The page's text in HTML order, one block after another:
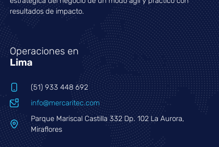
resultados de impacto.
Operaciones en
Lima
(51) 933 448 692
info@mercaritec.com
Parque Mariscal Castilla 332 Dp. 102 La Aurora,
Miraflores